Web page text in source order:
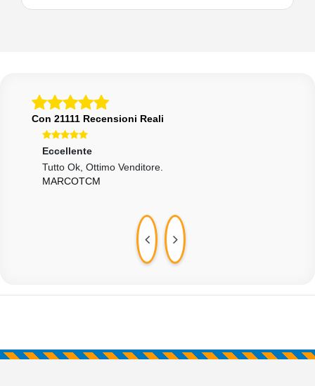
Con 21111 Recensioni Reali
Eccellente
Tutto Ok, Ottimo Venditore.
MARCOTCM